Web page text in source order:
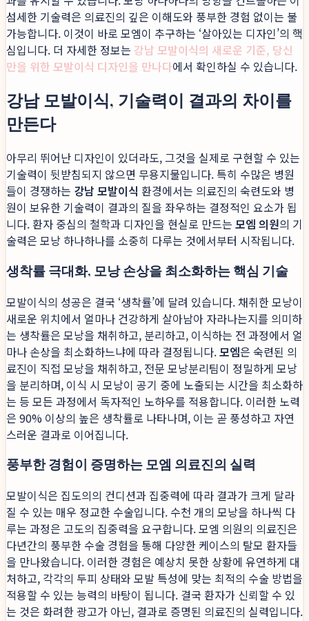
섬세한 기술력은 의료진의 깊은 이해도와 풍부한 경험 없이는 불
가능합니다. 이것이 바로 모엠이 추구하는 ‘살아있는 디자인’의 핵
심입니다. 더 자세한 정보는 강남 모발이식의 새로운 기준, 당신
만을 위한 모발이식 디자인을 만나다에서 확인하실 수 있습니다.
강남 모발이식, 기술력이 결과의 차이를
만든다
아무리 뛰어난 디자인이 있더라도, 그것을 실제로 구현할 수 있는
기술력이 뒷받침되지 않으면 무용지물입니다. 특히 수많은 병원
들이 경쟁하는 강남 모발이식 환경에서는 의료진의 숙련도와 병
원이 보유한 기술력이 결과의 질을 좌우하는 결정적인 요소가 됩
니다. 환자 중심의 철학과 디자인을 현실로 만드는 모엠 의원의 기
술력은 모낭 하나하나를 소중히 다루는 것에서부터 시작됩니다.
생착률 극대화, 모낭 손상을 최소화하는 핵심 기술
모발이식의 성공은 결국 ‘생착률’에 달려 있습니다. 채취한 모낭이
새로운 위치에서 얼마나 건강하게 살아남아 자라나는지를 의미하
는 생착률은 모낭을 채취하고, 분리하고, 이식하는 전 과정에서 얼
마나 손상을 최소화하느냐에 따라 결정됩니다.모엠은 숙련된 의
료진이 직접 모낭을 채취하고, 전문 모낭분리팀이 정밀하게 모낭
을 분리하며, 이식 시 모낭이 공기 중에 노출되는 시간을 최소화하
는 등 모든 과정에서 독자적인 노하우를 적용합니다. 이러한 노력
은 90% 이상의 높은 생착률로 나타나며, 이는 곧 풍성하고 자연
스러운 결과로 이어집니다.
풍부한 경험이 증명하는 모엠 의료진의 실력
모발이식은 집도의의 컨디션과 집중력에 따라 결과가 크게 달라
질 수 있는 매우 정교한 수술입니다. 수천 개의 모낭을 하나씩 다
루는 과정은 고도의 집중력을 요구합니다. 모엠 의원의 의료진은
다년간의 풍부한 수술 경험을 통해 다양한 케이스의 탈모 환자들
을 만나왔습니다. 이러한 경험은 예상치 못한 상황에 유연하게 대
처하고, 각각의 두피 상태와 모발 특성에 맞는 최적의 수술 방법을
적용할 수 있는 능력의 바탕이 됩니다. 결국 환자가 신뢰할 수 있
는 것은 화려한 광고가 아닌, 결과로 증명된 의료진의 실력입니다.